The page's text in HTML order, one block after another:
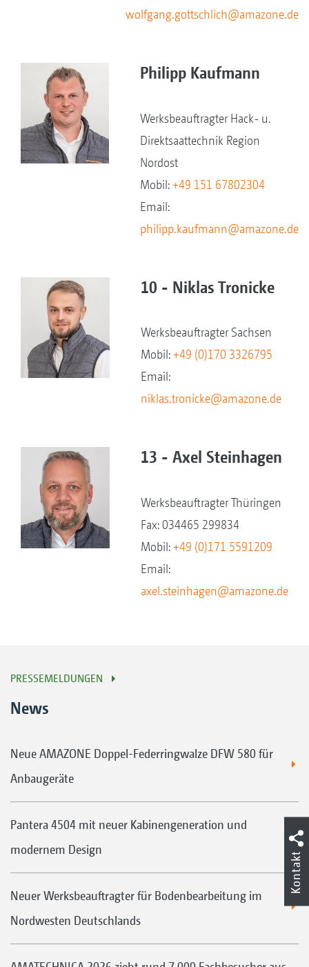
wolfgang.gottschlich@amazone.de
Philipp Kaufmann
Werksbeauftragter Hack- u.
Direktsaattechnik Region
Nordost
Mobil:+49 151 67802304
Email:
philipp.kaufmann@amazone.de
10 - Niklas Tronicke
Werksbeauftragter Sachsen
Mobil:+49 (0)170 3326795
Email:
niklas.tronicke@amazone.de
13 - Axel Steinhagen
Werksbeauftragter Thüringen
Fax: 034465 299834
Mobil:+49 (0)171 5591209
Email:
axel.steinhagen@amazone.de
PRESSEMELDUNGEN
News
Neue AMAZONE Doppel-Federringwalze DFW 580 für
Anbaugeräte
Pantera 4504 mit neuer Kabinengeneration und
modernem Design
Neuer Werksbeauftragter für Bodenbearbeitung im
Nordwesten Deutschlands
Kontakt